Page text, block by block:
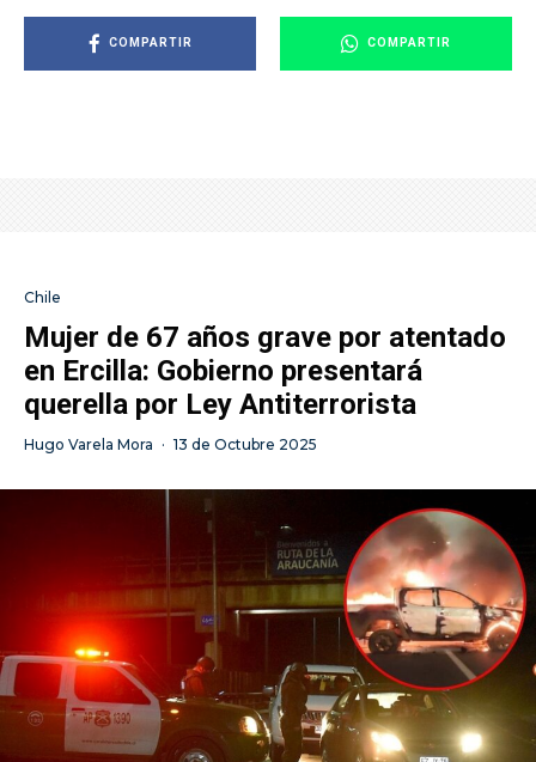
COMPARTIR COMPARTIR
Chile
Mujer de 67 años grave por atentado
en Ercilla: Gobierno presentará
querella por Ley Antiterrorista
Hugo Varela Mora · 13 de Octubre 2025